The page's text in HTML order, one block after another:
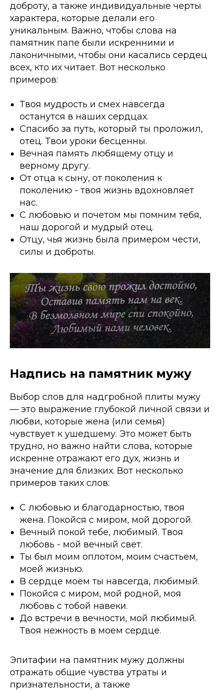
доброту, а также индивидуальные черты
характера, которые делали его
уникальным. Важно, чтобы слова на
памятник папе были искренними и
лаконичными, чтобы они касались сердец
всех, кто их читает. Вот несколько
примеров:
Твоя мудрость и смех навсегда
останутся в наших сердцах.
Спасибо за путь, который ты проложил,
отец. Твои уроки бесценны.
Вечная память любящему отцу и
верному другу.
От отца к сыну, от поколения к
поколению - твоя жизнь вдохновляет
нас.
С любовью и почетом мы помним тебя,
наш дорогой и мудрый отец.
Отцу, чья жизнь была примером чести,
силы и доброты.
Надпись на памятник мужу
Выбор слов для надгробной плиты мужу
— это выражение глубокой личной связи и
любви, которые жена (или семья)
чувствует к ушедшему. Это может быть
трудно, но важно найти слова, которые
искренне отражают его дух, жизнь и
значение для близких. Вот несколько
примеров таких слов:
С любовью и благодарностью, твоя
жена. Покойся с миром, мой дорогой.
Вечный покой тебе, любимый. Твоя
любовь - мой вечный свет.
Ты был моим оплотом, моим счастьем,
моей жизнью.
В сердце моём ты навсегда, любимый.
Покойся с миром, мой родной, моя
любовь с тобой навеки.
До встречи в вечности, мой любимый.
Твоя нежность в моем сердце.
Эпитафии на памятник мужу должны
отражать общие чувства утраты и
признательности, а также